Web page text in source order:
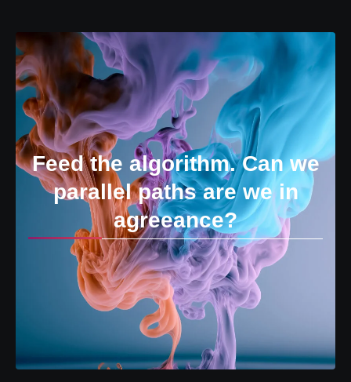
Feed the algorithm. Can we
parallel paths are we in
agreeance?